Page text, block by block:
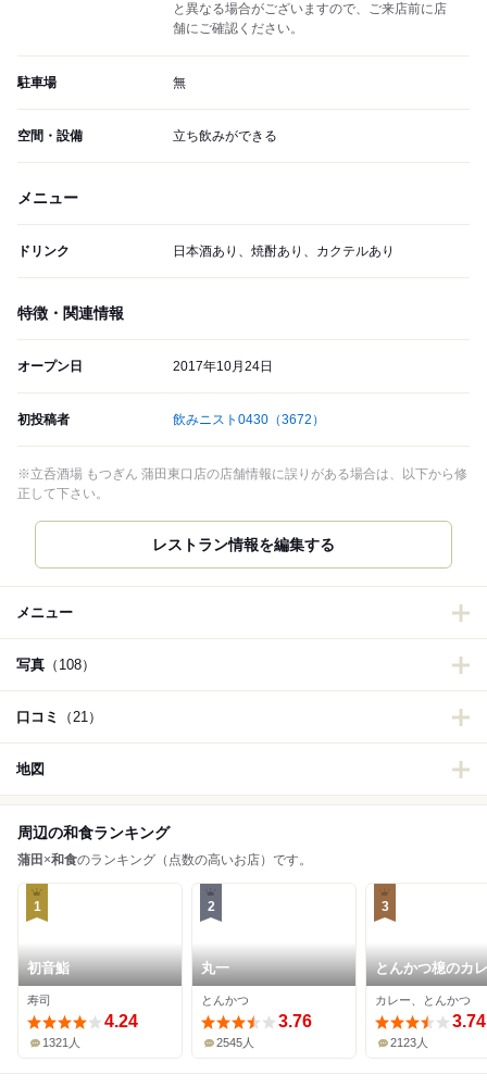
と異なる場合がございますので、ご来店前に店
舗にご確認ください。
駐車場 無
空間・設備 立ち飲みができる
メニュー
ドリンク 日本酒あり、焼酎あり、カクテルあり
特徴・関連情報
オープン日 2017年10月24日
初投稿者 飲みニスト0430 （3672）
※立呑酒場 もつぎん 蒲田東口店の店舗情報に誤りがある場合は、以下から修
正して下さい。
レストラン情報を編集する
メニュー
写真 （108）
口コミ （21）
地図
周辺の和食ランキング
蒲田 ×和食のランキング（点数の高いお店）です。
1
初音鮨
寿司
4.24
1321人
2
丸一
とんかつ
3.76
2545人
3
とんかつ檍のカ
いっぺこっぺ 蒲
店
カレー、とんかつ
3.74
2123人